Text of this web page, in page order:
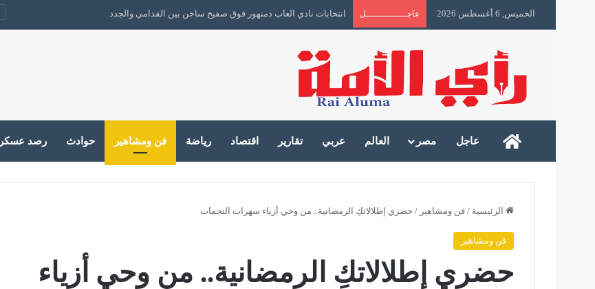
الخميس, 6 أغسطس 2026 عاجـــــــــــــــل انتخابات نادي العاب دمنهور فوق صفيح ساخن بين القدامي والجدد
رأى الأمة
عاجل مصر العالم عربي تقارير اقتصاد رياضة فن ومشاهير حوادث رصد
الرئيسية / فن ومشاهير / حضري إطلالاتكِ الرمضانية.. من وحي أزياء سهرات النجمات
فن ومشاهير
حضري إطلالاتكِ الرمضانية.. من وحي أزياء